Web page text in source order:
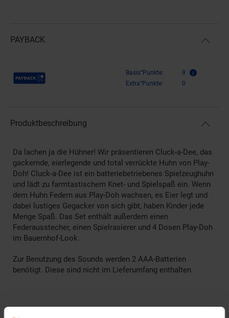
PAYBACK
Payback Punkte Basis°Punkte:
9
Extra°Punkte:
0
Produktbeschreibung
Da lachen ja die Hühner! Wir präsentieren Cluck-a-Dee, das
gackernde, eierlegende und total verrückte Huhn von Play-
Doh! Cluck-a-Dee ist ein batteriebetriebenes Spielzeughuhn
und lädt zu farmtastischem Knet- und Spielspaß ein. Wenn
dem Huhn Federn aus Play-Doh wachsen, es Eier legt und
dabei lustiges Gegacker von sich gibt, haben Kinder jede
Menge Spaß. Das Set enthält außerdem einen
Federausstecher, einen Spielrasierer und 4 Dosen Play-Doh
im Bauernhof-Look.
Zur Benutzung des Sounds werden 2 AAA-Batterien
benötigt. Diese sind nicht im Lieferumfang enthalten.